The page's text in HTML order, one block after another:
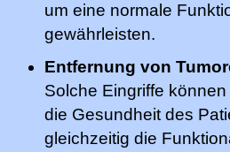
um eine normale
gewährleisten.
Entfernung von
Solche Eingriffe
die Gesundheit des
gleichzeitig die